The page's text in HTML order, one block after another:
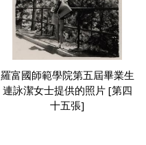
羅富國師範學院第五屆畢業生
連詠潔女士提供的照片 [第四
十五張]